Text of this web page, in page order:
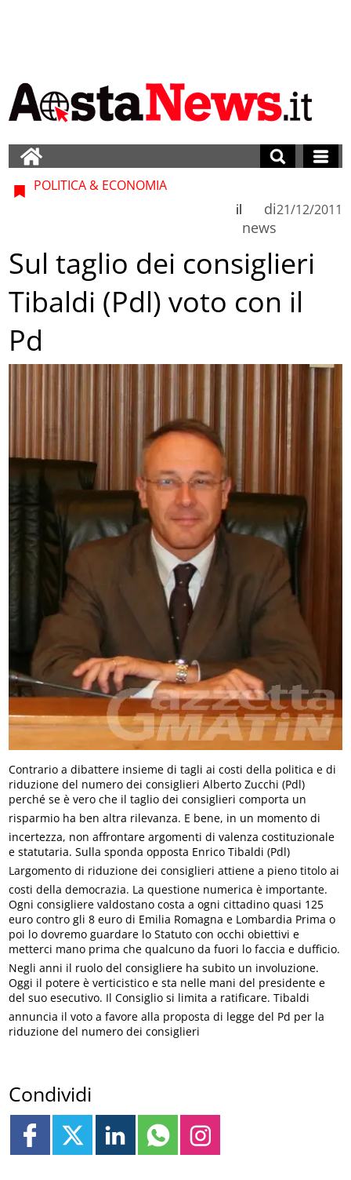
POLITICA & ECONOMIA
di
news
il 21/12/2011
Sul taglio dei consiglieri
Tibaldi (Pdl) voto con il
Pd
Contrario a dibattere insieme di tagli ai costi della politica e di
riduzione del numero dei consiglieri Alberto Zucchi (Pdl)
perché se è vero che il taglio dei consiglieri comporta un
risparmio ha ben altra rilevanza. E bene, in un momento di
incertezza, non affrontare argomenti di valenza costituzionale
e statutaria. Sulla sponda opposta Enrico Tibaldi (Pdl)
Largomento di riduzione dei consiglieri attiene a pieno titolo ai
costi della democrazia. La questione numerica è importante.
Ogni consigliere valdostano costa a ogni cittadino quasi 125
euro contro gli 8 euro di Emilia Romagna e Lombardia Prima o
poi lo dovremo guardare lo Statuto con occhi obiettivi e
metterci mano prima che qualcuno da fuori lo faccia e dufficio.
Negli anni il ruolo del consigliere ha subito un involuzione.
Oggi il potere è verticistico e sta nelle mani del presidente e
del suo esecutivo. Il Consiglio si limita a ratificare. Tibaldi
annuncia il voto a favore alla proposta di legge del Pd per la
riduzione del numero dei consiglieri
Condividi